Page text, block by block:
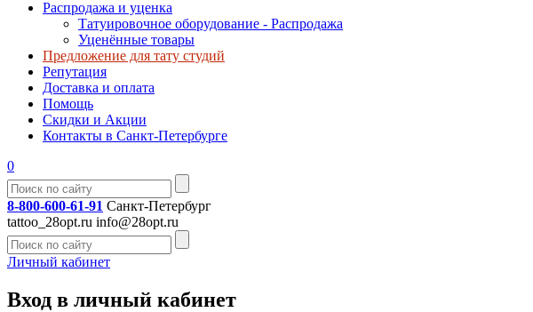
Распродажа и уценка
Татуировочное оборудование - Распродажа
Уценённые товары
Предложение для тату студий
Репутация
Доставка и оплата
Помощь
Скидки и Акции
Контакты в Санкт-Петербурге
0
8-800-600-61-91 Санкт-Петербург
tattoo_28opt.ru info@28opt.ru
Личный кабинет
Вход в личный кабинет